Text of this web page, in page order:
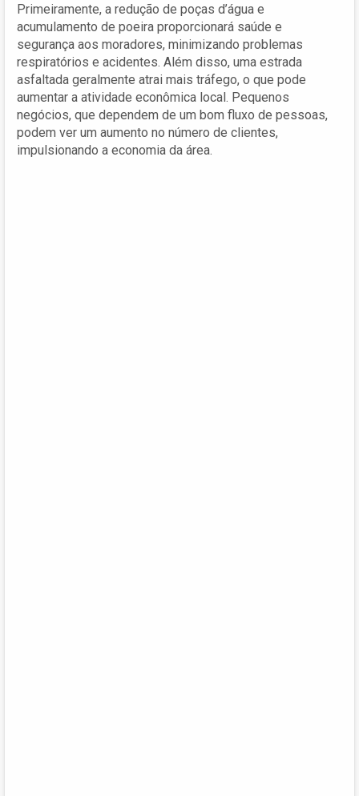
Primeiramente, a redução de poças d’água e
acumulamento de poeira proporcionará saúde e
segurança aos moradores, minimizando problemas
respiratórios e acidentes. Além disso, uma estrada
asfaltada geralmente atrai mais tráfego, o que pode
aumentar a atividade econômica local. Pequenos
negócios, que dependem de um bom fluxo de pessoas,
podem ver um aumento no número de clientes,
impulsionando a economia da área.